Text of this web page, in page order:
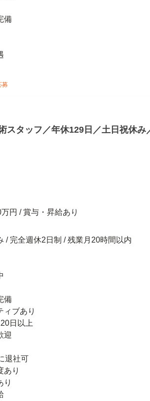
備
募
スタッフ／年休129日／土日祝休み
円 / 賞与・昇給あり
/ 完全週休2日制 / 残業月20時間以内
備
ィブあり
日以上
迎
退社可
あり
り